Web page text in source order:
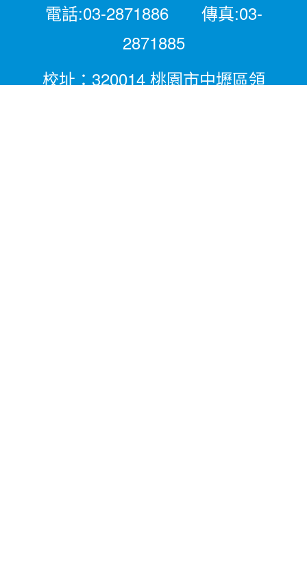
電話:03-2871886 傳真:03-
2871885
校址：320014 桃園市中壢區領